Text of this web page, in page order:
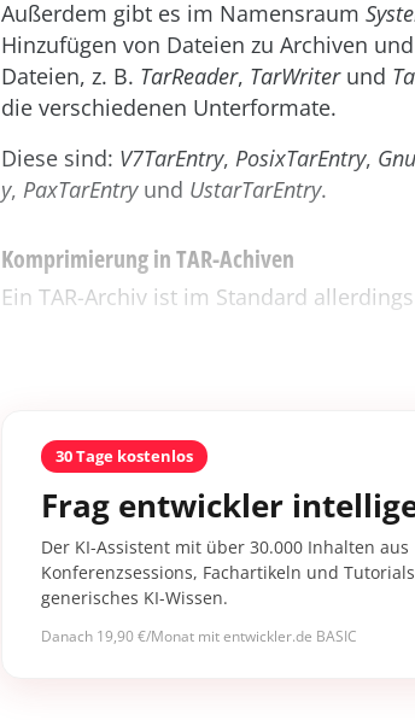
Außerdem gibt es im Namensraum
Hinzufügen von Dateien zu Archiven
Dateien, z. B. TarReader, TarWriterund
die verschiedenen Unterformate.
Diese sind: V7TarEntry, PosixTarEntry,
y, PaxTarEntryund UstarTarEntry.
Komprimierung in TAR-Achiven
Ein TAR-Archiv ist im Standard
30 Tage kostenlos
Frag entwickler
Der KI-Assistent mit über 30.000 Inhalten aus
Konferenzsessions, Fachartikeln und
generisches KI-Wissen.
Danach 19,90 €/Monat mit entwickler.de BASIC